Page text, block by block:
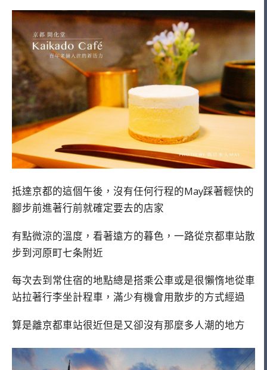
抵達京都的這個午後，沒有任何行程的May踩著輕快的
腳步前進著行前就確定要去的店家
有點微涼的溫度，看著遠方的暮色，一路從京都車站散
步到河原町七条附近
每次去到常住宿的地點總是搭乘公車或是很懶惰地從車
站拉著行李坐計程車，滿少有機會用散步的方式經過
算是離京都車站很近但是又卻沒有那麼多人潮的地方